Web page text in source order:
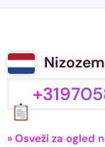
» Osveži za ogled